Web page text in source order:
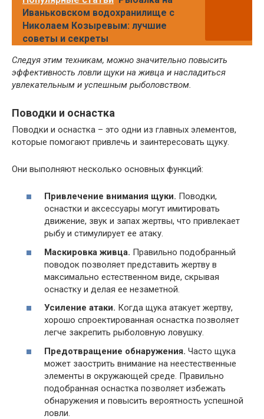
Иваньковском водохранилище с
Николаем Козыревым: лучшие
советы и секреты
Следуя этим техникам, можно значительно повысить
эффективность ловли щуки на живца и насладиться
увлекательным и успешным рыболовством.
Поводки и оснастка
Поводки и оснастка – это одни из главных элементов,
которые помогают привлечь и заинтересовать щуку.
Они выполняют несколько основных функций:
Привлечение внимания щуки. Поводки,
оснастки и аксессуары могут имитировать
движение, звук и запах жертвы, что привлекает
рыбу и стимулирует ее атаку.
Маскировка живца. Правильно подобранный
поводок позволяет представить жертву в
максимально естественном виде, скрывая
оснастку и делая ее незаметной.
Усиление атаки. Когда щука атакует жертву,
хорошо спроектированная оснастка позволяет
легче закрепить рыболовную ловушку.
Предотвращение обнаружения. Часто щука
может заострить внимание на неестественные
элементы в окружающей среде. Правильно
подобранная оснастка позволяет избежать
обнаружения и повысить вероятность успешной
ловли.